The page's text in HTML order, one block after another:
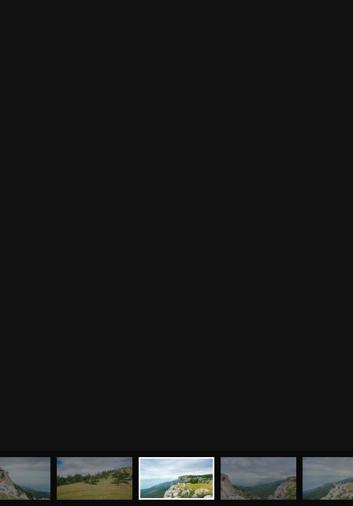
ЙОГА СЕМИНАРЫ МЕНЮ О НАС МАГАЗИН